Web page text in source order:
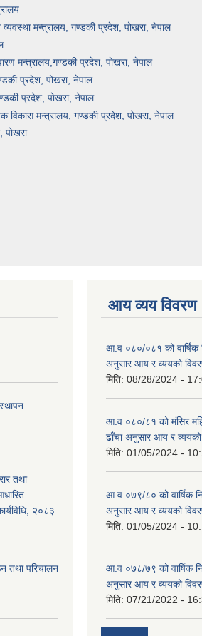
व्यवस्था मन्त्रालय, गण्डकी प्रदेश, पोखरा, नेपाल
मन्त्रालय,गण्डकी प्रदेश, पाेखरा, नेपाल
प्रदेश, पोखरा, नेपाल
प्रदेश, पाेखरा, नेपाल
विकास मन्त्रालय, गण्डकी प्रदेश, पोखरा, नेपाल
तथा
२०८३
तथा परिचालन
आय व्यय विवरण
आ.व ०८०/०८१ को वार्षिक
अनुसार आय र व्ययको
मिति: 08/28/2024 -
आ.व ०८०/८१ को मंसिर
ढाँचा अनुसार आय र व्ययको
मिति: 01/05/2024 -
आ.व ०७९/८० को वार्षिक
अनुसार आय र व्ययको
मिति: 01/05/2024 -
आ.व ०७८/७९ को वार्षिक
अनुसार आय र व्ययको
मिति: 07/21/2022 -